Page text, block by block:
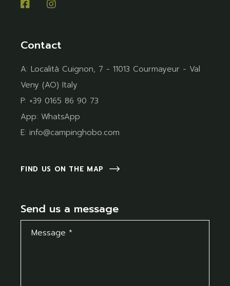
Contact
A:Località Cuignon, 7 - 11013 Courmayeur - Val
Veny (AO) Italy
P: +39 0165 86 90 73
App: WhatsApp
E:info@campinghobo.com
FIND US ON THE MAP
Send us a message